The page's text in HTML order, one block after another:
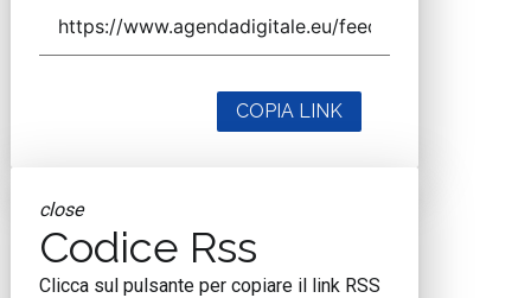
COPIA LINK
close
Codice Rss
Clicca sul pulsante per copiare il link RSS